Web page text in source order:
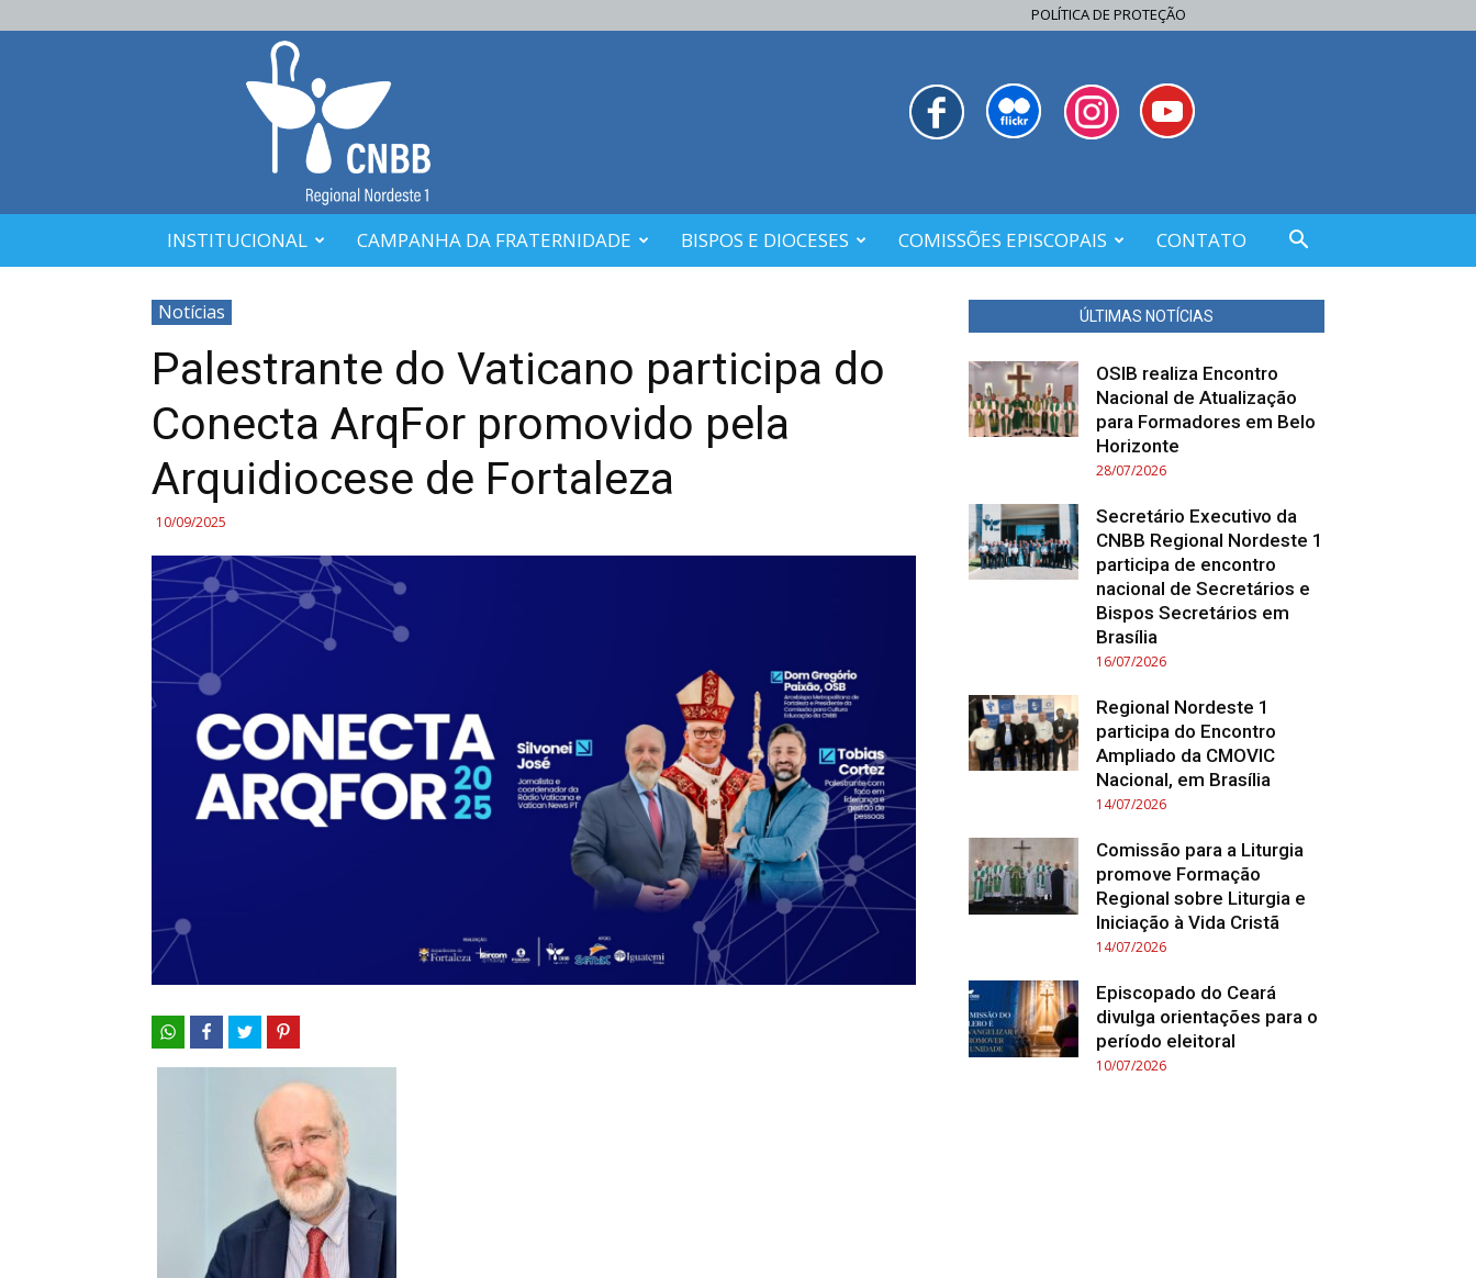
POLÍTICA DE PROTEÇÃO
Nordeste
INSTITUCIONAL CAMPANHA DA FRATERNIDADE BISPOS E DIOCESES COMISSÕES EPISCOPAIS CONTATO
Notícias
Palestrante do Vaticano participa do
Conecta ArqFor promovido pela
Arquidiocese de Fortaleza
10/09/2025
ÚLTIMAS NOTÍCIAS
OSIB realiza Encontro
Nacional de Atualização
para Formadores em Belo
Horizonte
28/07/2026
Secretário Executivo da
CNBB Regional Nordeste 1
participa de encontro
nacional de Secretários e
Bispos Secretários em
Brasília
16/07/2026
Regional Nordeste 1
participa do Encontro
Ampliado da CMOVIC
Nacional, em Brasília
14/07/2026
Comissão para a Liturgia
promove Formação
Regional sobre Liturgia e
Iniciação à Vida Cristã
14/07/2026
Episcopado do Ceará
divulga orientações para o
período eleitoral
10/07/2026